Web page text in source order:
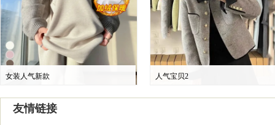
女装人气新款 人气宝贝2
友情链接